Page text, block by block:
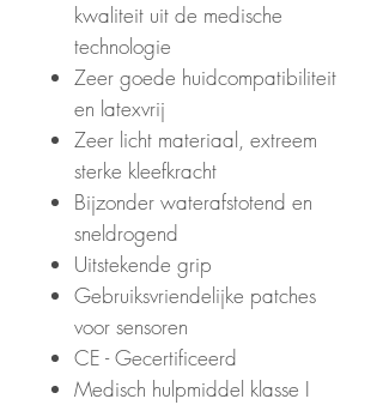
kwaliteit uit de medische
technologie
Zeer goede huidcompatibiliteit
en latexvrij
Zeer licht materiaal, extreem
sterke kleefkracht
Bijzonder waterafstotend en
sneldrogend
Uitstekende grip
Gebruiksvriendelijke patches
voor sensoren
CE - Gecertificeerd
Medisch hulpmiddel klasse I